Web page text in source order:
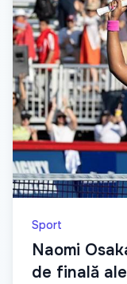
Sport
Naomi
de finală